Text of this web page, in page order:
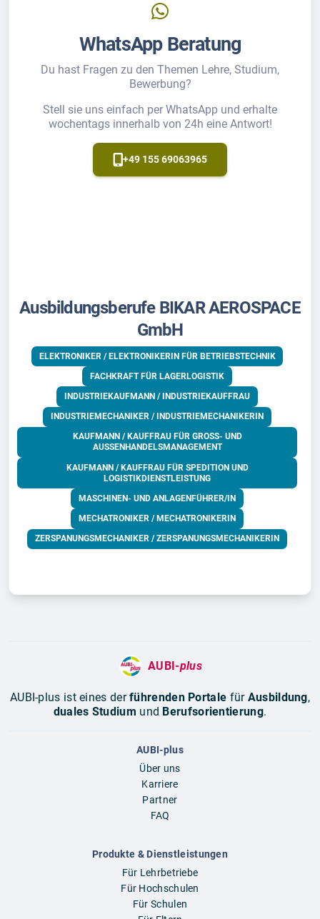
WhatsApp Beratung
Du hast Fragen zu den Themen Lehre, Studium,
Bewerbung?
Stell sie uns einfach per WhatsApp und erhalte
wochentags innerhalb von 24h eine Antwort!
+49 155 69063965
Ausbildungsberufe BIKAR AEROSPACE
GmbH
ELEKTRONIKER / ELEKTRONIKERIN FÜR BETRIEBSTECHNIK
FACHKRAFT FÜR LAGERLOGISTIK
INDUSTRIEKAUFMANN / INDUSTRIEKAUFFRAU
INDUSTRIEMECHANIKER / INDUSTRIEMECHANIKERIN
KAUFMANN / KAUFFRAU FÜR GROSS- UND A
USSENHANDELSMANAGEMENT
KAUFMANN / KAUFFRAU FÜR SPEDITION UND
LOGISTIKDIENSTLEISTUNG
MASCHINEN- UND ANLAGENFÜHRER/IN
MECHATRONIKER / MECHATRONIKERIN
ZERSPANUNGSMECHANIKER / ZERSPANUNGSMECHANIKERIN
AUBI-plus
AUBI-plus ist eines derführenden Portale für Ausbildung,
duales Studium und Berufsorientierung.
AUBI-plus
Über uns
Karriere
Partner
FAQ
Produkte & Dienstleistungen
Für Lehrbetriebe
Für Hochschulen
Für Schulen